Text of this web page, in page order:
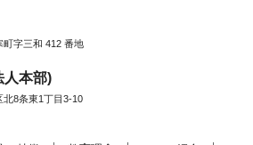
町字三和 412 番地
人本部)
北8条東1丁目3-10